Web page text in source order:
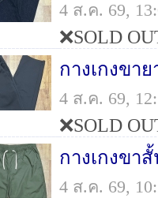
4 ส.ค. 69,
❌SOLD
กางเกงขาย
4 ส.ค. 69,
❌SOLD
กางเกงขาสั้
4 ส.ค. 69,